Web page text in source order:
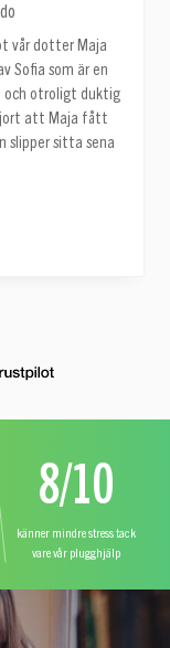
vår dotter Maja
Sofia som är en
och otroligt duktig
att Maja fått
slipper sitta sena
8/10
känner mindre stress tack
vare vår plugghjälp